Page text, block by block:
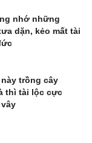
nhớ những
dặn, kẻo mất tài
trồng cây
thì tài lộc cực